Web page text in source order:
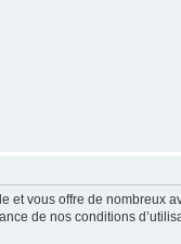
et vous offre de
de nos conditions